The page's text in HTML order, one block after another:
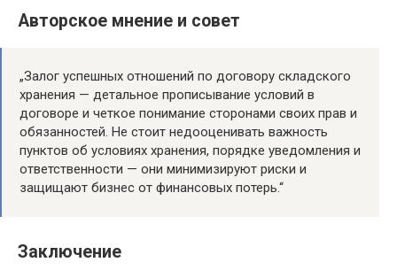
Авторское мнение и совет
„Залог успешных отношений по договору складского
хранения — детальное прописывание условий в
договоре и четкое понимание сторонами своих прав и
обязанностей. Не стоит недооценивать важность
пунктов об условиях хранения, порядке уведомления и
ответственности — они минимизируют риски и
защищают бизнес от финансовых потерь.“
Заключение